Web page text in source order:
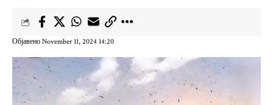
Објавено November 11, 2024 14:20